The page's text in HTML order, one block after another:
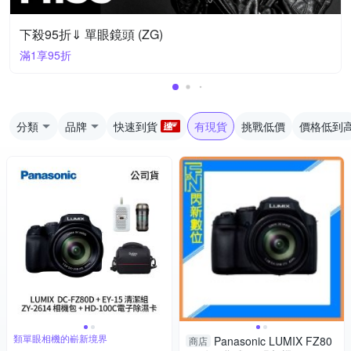
下殺95折⇓ 單眼鏡頭 (ZG)
滿1享95折
分類 品牌 快速到貨 有現貨 挑戰低價 價格低到
類單眼相機的嶄新境界 商店 Panasonic LUMIX FZ80